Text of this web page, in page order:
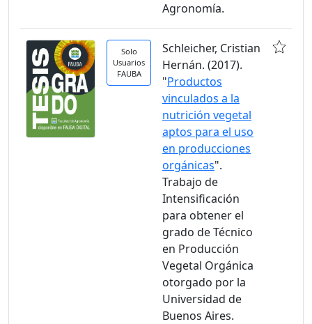
Agronomía.
Solo
Usuarios
FAUBA
Schleicher, Cristian
Hernán. (2017).
"Productos
vinculados a la
nutrición vegetal
aptos para el uso
en producciones
orgánicas".
Trabajo de
Intensificación
para obtener el
grado de Técnico
en Producción
Vegetal Orgánica
otorgado por la
Universidad de
Buenos Aires.